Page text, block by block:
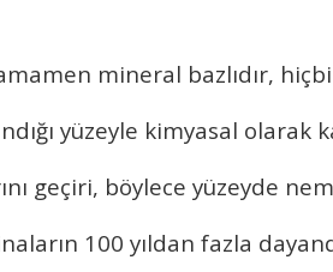
mineral bazlıdır,
yüzeyle kimyasal
geçiri, böylece yüzeyde
100 yıldan fazla